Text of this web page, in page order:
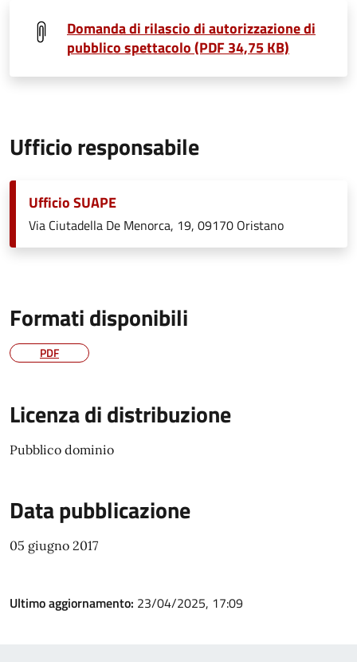
Domanda di rilascio di autorizzazione di
pubblico spettacolo (PDF 34,75 KB)
Ufficio responsabile
Ufficio SUAPE
Via Ciutadella De Menorca, 19, 09170 Oristano
Formati disponibili
PDF
Licenza di distribuzione
Pubblico dominio
Data pubblicazione
05 giugno 2017
Ultimo aggiornamento: 23/04/2025, 17:09